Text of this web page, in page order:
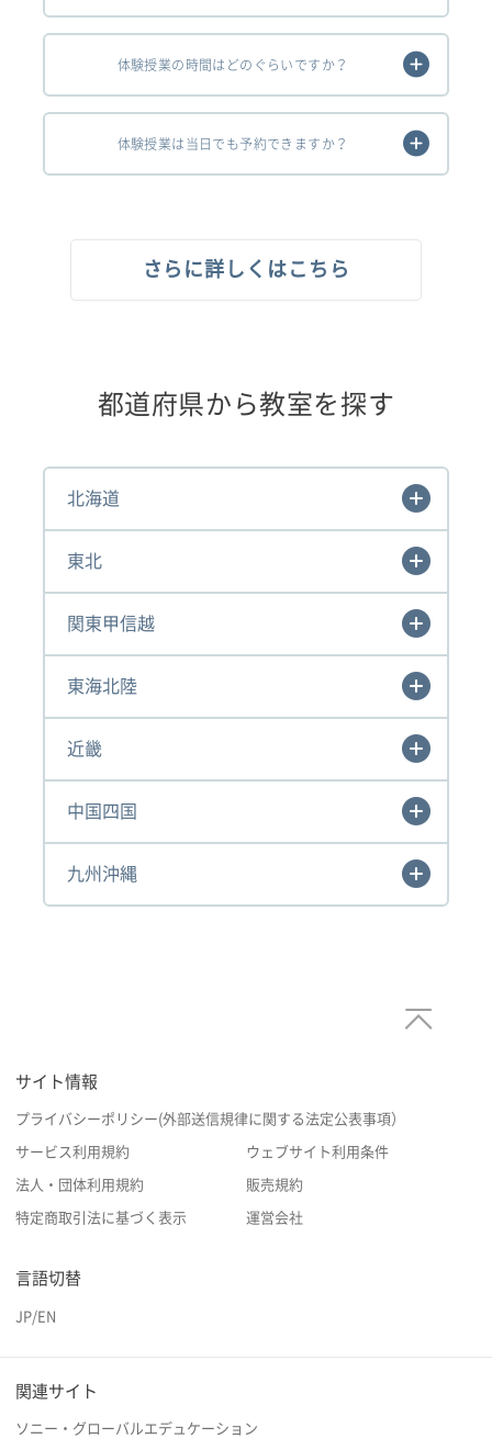
体験授業の時間はどのぐらいですか？
体験授業は当日でも予約できますか？
さらに詳しくはこちら
都道府県から教室を探す
北海道
東北
関東甲信越
東海北陸
近畿
中国四国
九州沖縄
サイト情報
プライバシーポリシー(外部送信規律に関する法定公表事項）
サービス利用規約 ウェブサイト利用条件
法人・団体利用規約 販売規約
特定商取引法に基づく表示 運営会社
言語切替
JP/EN
関連サイト
ソニー・グローバルエデュケーション